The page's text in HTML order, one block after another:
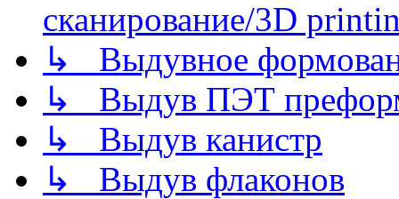
сканирование/3D
↳ Выдувное
↳ Выдув ПЭТ
↳ Выдув канистр
↳ Выдув флаконов